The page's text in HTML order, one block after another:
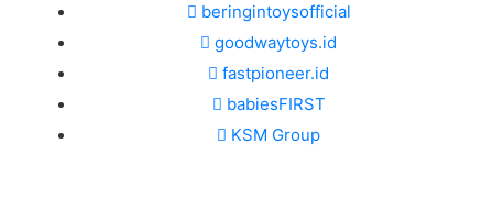
beringintoysofficial
goodwaytoys.id
fastpioneer.id
babiesFIRST
KSM Group